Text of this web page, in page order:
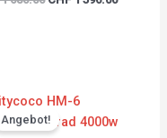
Angebot!
Original
price
was: